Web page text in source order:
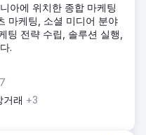
아에 위치한 종합 마케팅
마케팅, 소셜 미디어 분야
팅 전략 수립, 솔루션 실행,
.
거래 +3